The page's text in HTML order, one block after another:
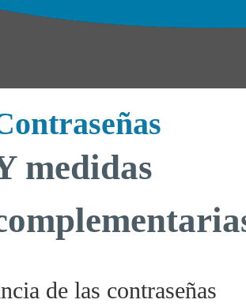
medidas
de las contraseñas